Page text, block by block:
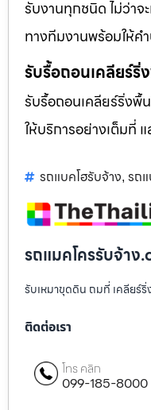
รับงานทุกชนิด ไม่ว่า
ทางทีมงานพร้อมให้ค
รับรื้อถอนเคลียร์ริ่
รับรื้อถอนเคลียร์ริ่งพื้
ให้บริการอย่างเต็มที่
รถแบคโฮรับจ้าง, รถแ
รถแมคโครรับจ้าง
รับเหมาขุดดิน ถมที่ เคลียร์
ติดต่อเรา
โทร คลิก
099-185-8000